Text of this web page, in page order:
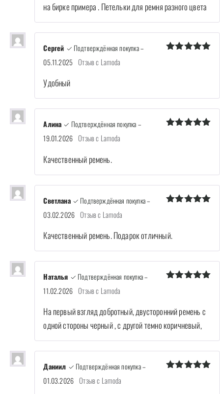
на бирке примера . Петельки для ремня разного цвета
Сергей ✓ Подтверждённая покупка–
05.11.2025 Отзыв с Lamoda
Удобный
Алина ✓ Подтверждённая покупка–
19.01.2026 Отзыв с Lamoda
Качественный ремень.
Светлана ✓ Подтверждённая покупка–
03.02.2026 Отзыв с Lamoda
Качественный ремень. Подарок отличный.
Наталья ✓ Подтверждённая покупка–
11.02.2026 Отзыв с Lamoda
На первый взгляд добротный, двусторонний ремень с
одной стороны черный , с другой темно коричневый,
Даниил ✓ Подтверждённая покупка–
01.03.2026 Отзыв с Lamoda